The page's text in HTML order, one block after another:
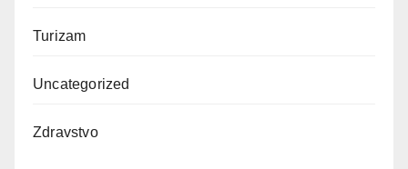
Turizam
Uncategorized
Zdravstvo